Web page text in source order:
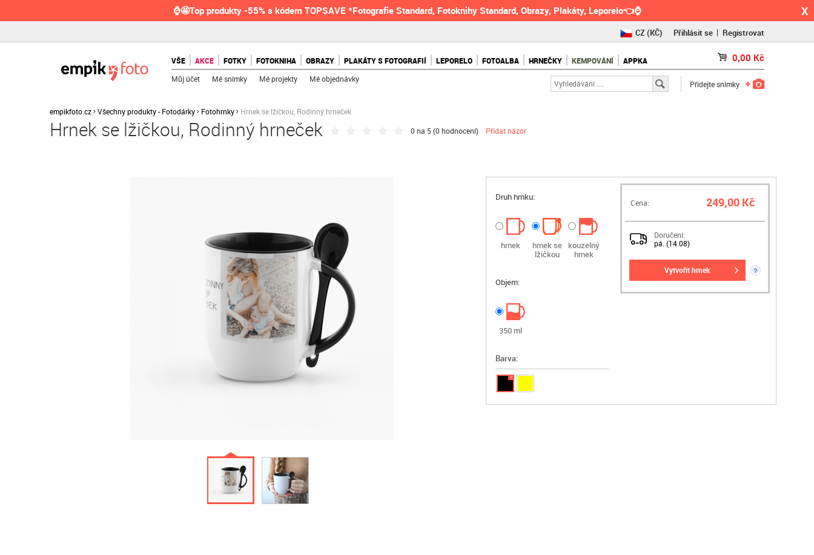
⌚🤩Top produkty -55% s kódem TOPSAVE *Fotografie Standard, Fotoknihy Standard, Obrazy, Plakáty, Leporelo👈⌚ X
CZ(KČ)
RO(RON)
Přihlásit se Registrovat
VŠE AKCE FOTKY FOTOKNIHA OBRAZY PLAKÁTY S FOTOGRAFIÍ LEPORELO FOTOALBA HRNEČKY KEMPOVÁNÍ APPKA 0,00 Kč
Můj účet Mé snímky Mé projekty Mé objednávky
Přidejte snímky
empikfoto.cz Všechny produkty - Fotodárky Fotohrnky Hrnek se lžičkou, Rodinný hrneček
Hrnek se lžičkou, Rodinný hrneček 0 na 5 (0 hodnocení) Přidat názor
Druh hrnku:
hrnek
hrnek se
lžičkou
kouzelný
hrnek
Objem:
350 ml
Barva:
✓
Cena: 249,00 Kč
Doručení:
pá. (14.08)
vytvořit hrnek ?